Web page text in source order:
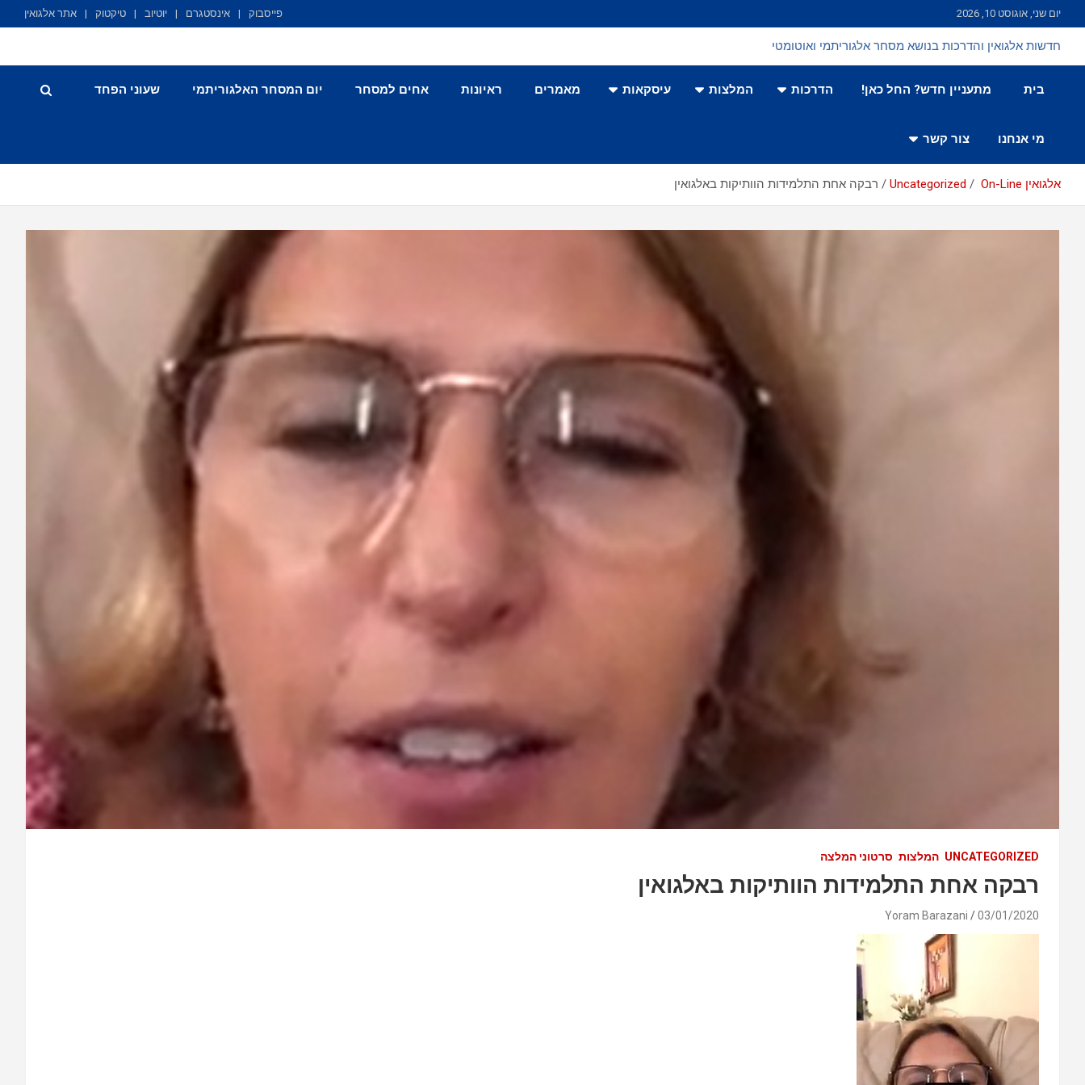
to
content
יום שני, אוגוסט 10, 2026 פייסבוק אינסטגרם יוטיוב טיקטוק אתר אלגואין
חדשות אלגואין והדרכות בנושא מסחר אלגוריתמי ואוטומטי
בית מתעניין חדש? החל כאן! הדרכות המלצות עיסקאות מאמרים ראיונות אחים למסחר יום המסחר האלגוריתמי שעוני הפחד
מי אנחנו צור קשר
אלגואין On-Line Uncategorized רבקה אחת התלמידות הוותיקות באלגואין
UNCATEGORIZED המלצות סרטוני המלצה
רבקה אחת התלמידות הוותיקות באלגואין
03/01/2020
Yoram Barazani